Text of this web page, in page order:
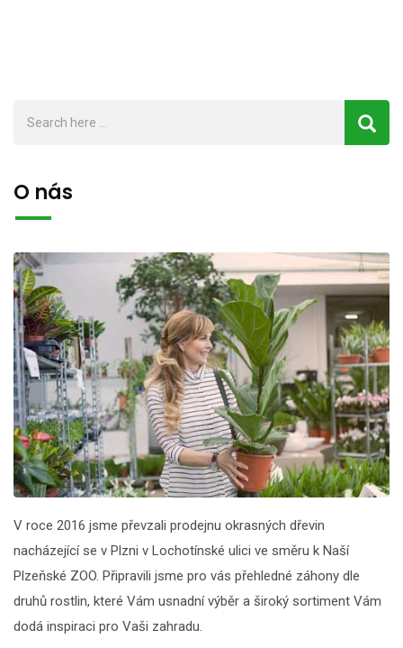
O nás
V roce 2016 jsme převzali prodejnu okrasných dřevin
nacházející se v Plzni v Lochotínské ulici ve směru k Naší
Plzeňské ZOO. Připravili jsme pro vás přehledné záhony dle
druhů rostlin, které Vám usnadní výběr a široký sortiment Vám
dodá inspiraci pro Vaši zahradu.